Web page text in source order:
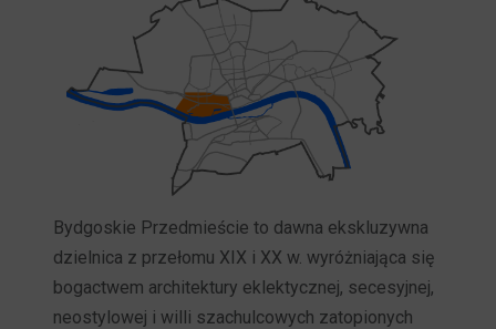
Bydgoskie Przedmieście to dawna ekskluzywna
dzielnica z przełomu XIX i XX w. wyróżniająca się
bogactwem architektury eklektycznej, secesyjnej,
neostylowej i willi szachulcowych zatopionych